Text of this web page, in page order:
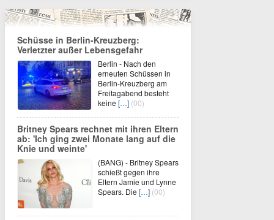
Schüsse in Berlin-Kreuzberg:
Verletzter außer Lebensgefahr
Berlin - Nach den
erneuten Schüssen in
Berlin-Kreuzberg am
Freitagabend besteht
keine […] (00)
Britney Spears rechnet mit ihren Eltern
ab: 'Ich ging zwei Monate lang auf die
Knie und weinte'
(BANG) - Britney Spears
schießt gegen ihre
Eltern Jamie und Lynne
Spears. Die […] (00)